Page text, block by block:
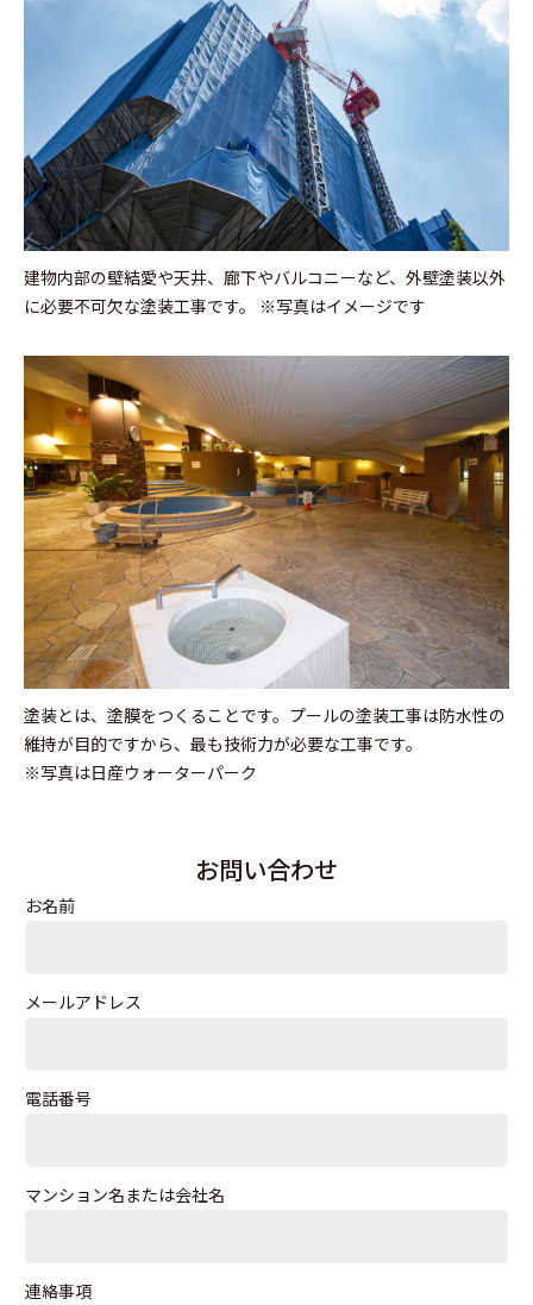
建物内部の壁結愛や天井、廊下やバルコニーなど、外壁塗装以外
に必要不可欠な塗装工事です。 ※写真はイメージです
塗装とは、塗膜をつくることです。プールの塗装工事は防水性の
維持が目的ですから、最も技術力が必要な工事です。
※写真は日産ウォーターパーク
お問い合わせ
お名前
メールアドレス
電話番号
マンション名または会社名
連絡事項